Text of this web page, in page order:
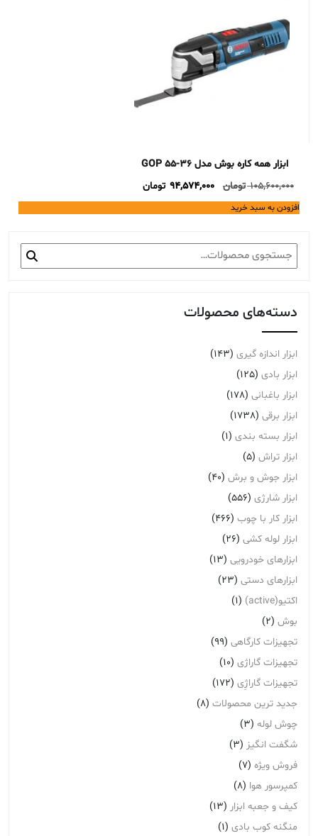
ابزار همه کاره بوش مدل GOP 55-36
105,600,000 تومان
Original
price
was:
94,574,000 تومانCurrent
price
is:
افزودن به سبد خرید
جستجو
برای:
دسته‌های محصولات
ابزار اندازه گیری (143)
ابزار بادی (125)
ابزار باغبانی (178)
ابزار برقی (1738)
ابزار بسته بندی (1)
ابزار تراش (5)
ابزار جوش و برش (40)
ابزار شارژی (556)
ابزار کار با چوب (466)
ابزار لوله کشی (26)
ابزارهای خودرویی (13)
ابزارهای دستی (23)
اکتیو(active)
(1)
بوش (2)
تجهیزات کارگاهی (99)
تجهیزات گاراژی (10)
تجهیزات گاراژِی (172)
جدید ترین محصولات (8)
چوش لوله (3)
شگفت انگیز (3)
فروش ویژه (7)
کمپرسور هوا (8)
کیف و جعبه ابزار (13)
منگنه کوب بادی (1)